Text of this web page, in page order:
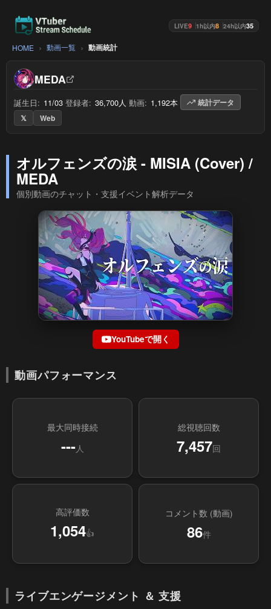
LIVE9 1h以内8 24h以内35
HOME 動画一覧 動画統計
MEDA
誕生日: 11/03 登録者: 36,700人 動画: 1,192本
統計データ
𝕏
Web
オルフェンズの涙 - MISIA (Cover) /
MEDA
個別動画のチャット・支援イベント解析データ
YouTubeで開く
動画パフォーマンス
最大同時接続
---人
総視聴回数
7,457回
高評価数
1,054👍
コメント数 (動画)
86件
ライブエンゲージメント ＆ 支援